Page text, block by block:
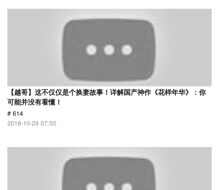
【越哥】这不仅仅是个换妻故事！详解国产神作《花样年华》：你
可能并没有看懂！
# 614
2018-10-24 07:55